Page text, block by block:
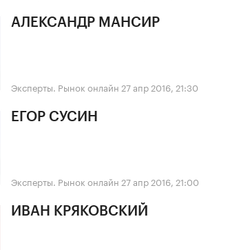
АЛЕКСАНДР МАНСИР
Эксперты. Рынок онлайн 27 апр 2016, 21:30
ЕГОР СУСИН
Эксперты. Рынок онлайн 27 апр 2016, 21:00
ИВАН КРЯКОВСКИЙ